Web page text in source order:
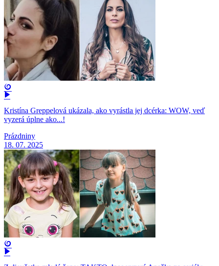
Kristína Greppelová ukázala, ako vyrástla jej dcérka: WOW, veď
vyzerá úplne ako...!
Prázdniny
18. 07. 2025